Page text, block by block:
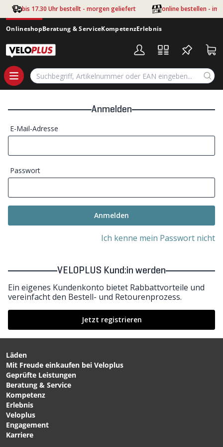
Zum Hauptinhalt springen
bis 17.30 Uhr bestellt - morgen geliefert online bestellen - im
OnlineshopBeratung & ServiceKompetenzErlebnis
Anmelden
E-Mail-Adresse
Passwort
Anmelden
Ich kenne mein Passwort nicht
VELOPLUS Kund:in werden
Ein eigenes Kundenkonto bietet Rabbattvorteile und
vereinfacht den Bestell- und Retourenprozess.
Jetzt registrieren
Läden
Mit Freude einkaufen bei Veloplus
Geprüfte Leistungen
Beratung & Service
Kompetenz
Erlebnis
Veloplus
Engagement
Karriere